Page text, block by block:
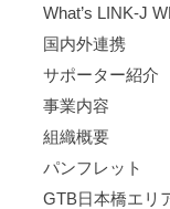
What’s LINK-J
国内外連携
サポーター紹介
事業内容
組織概要
パンフレット
GTB日本橋エリ